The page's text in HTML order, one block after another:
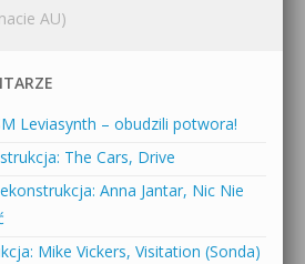
AU)
Leviasynth – obudzili potwora!
The Cars, Drive
Anna Jantar, Nic Nie
Mike Vickers, Visitation (Sonda)